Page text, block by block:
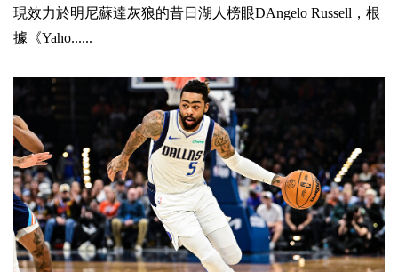
現效力於明尼蘇達灰狼的昔日湖人榜眼DAngelo Russell，根
據《Yaho......